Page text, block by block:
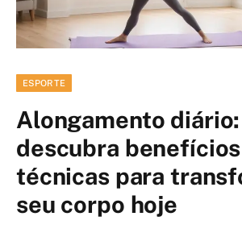
ESPORTE
Alongamento diário:
descubra
técnicas para
seu corpo hoje